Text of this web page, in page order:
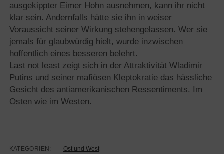
ausgekippter Eimer Hohn ausnehmen, kann ihr nicht
klar sein. Andernfalls hätte sie ihn in weiser
Voraussicht seiner Wirkung stehengelassen. Wer sie
jemals für glaubwürdig hielt, wurde inzwischen
hoffentlich eines besseren belehrt.
Last not least zeigt sich in der Attraktivität Wladimir
Putins und seiner mafiösen Kleptokratie das hässliche
Gesicht des antiamerikanischen Ressentiments. Im
Osten wie im Westen.
KATEGORIEN: Ost und West